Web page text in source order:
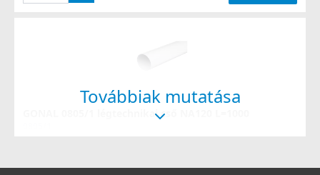
GONAL 0805/1 légtechnikai cső NA120 L=1000
Továbbiak mutatása